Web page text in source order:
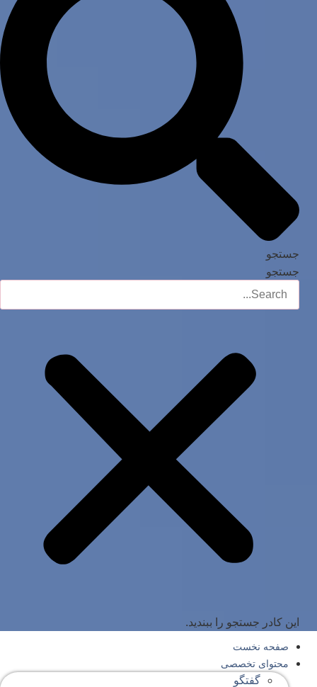
جستجو
جستجو
این کادر جستجو را ببندید.
صفحه‌ نخست
محتوای‌ تخصصی
گفتگو